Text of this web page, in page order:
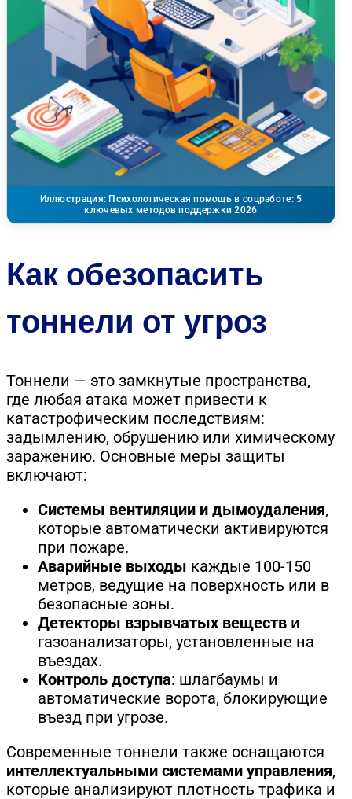
Иллюстрация: Психологическая помощь в соцработе: 5
ключевых методов поддержки 2026
Как обезопасить
тоннели от угроз
Тоннели — это замкнутые пространства,
где любая атака может привести к
катастрофическим последствиям:
задымлению, обрушению или химическому
заражению. Основные меры защиты
включают:
Системы вентиляции и дымоудаления,
которые автоматически активируются
при пожаре.
Аварийные выходы каждые 100-150
метров, ведущие на поверхность или в
безопасные зоны.
Детекторы взрывчатых веществ и
газоанализаторы, установленные на
въездах.
Контроль доступа: шлагбаумы и
автоматические ворота, блокирующие
въезд при угрозе.
Современные тоннели также оснащаются
интеллектуальными системами управления,
которые анализируют плотность трафика и